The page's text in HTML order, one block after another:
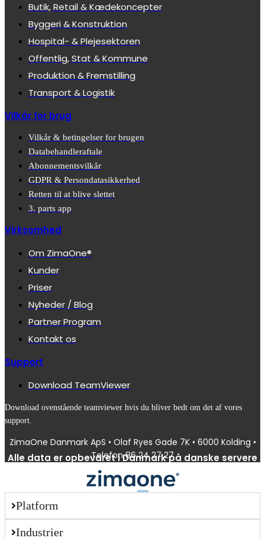
Butik, Retail & Kædekoncepter
Byggeri & Konstruktion
Hospital- & Plejesektoren
Offentlig, Stat & Kommune
Produktion & Fremstilling
Transport & Logistik
Vilkår for brug
Vilkår & betingelser for brugen
Databehandleraftale
Abonnementsvilkår
GDPR & Persondatasikkerhed
Retten til at blive slettet
3. parts app
Virksomhed
Om ZimaOne®
Kunder
Priser
Nyheder / Blog
Partner Program
Kontakt os
Support
Download TeamViewer
Download ovenstående teamviewer hvis du bliver bedt om det af vores
support.
ZimaOne Danmark ApS • Olaf Ryes Gade 7K • 6000 Kolding •
Telefon 86 24 27 27
Alle data er opbevaret i Danmark på danske servere
Platform
Industrier